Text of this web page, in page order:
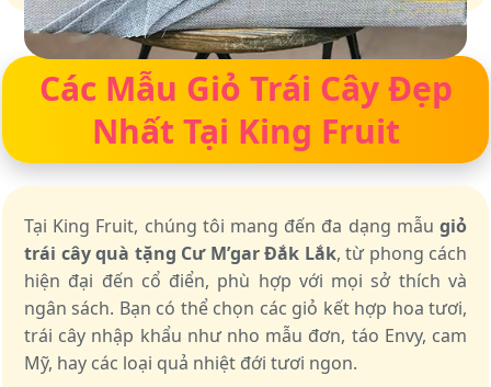
Các Mẫu Giỏ Trái Cây Đẹp
Nhất Tại King Fruit
Tại King Fruit, chúng tôi mang đến đa dạng mẫu giỏ
trái cây quà tặng Cư M’gar Đắk Lắk, từ phong cách
hiện đại đến cổ điển, phù hợp với mọi sở thích và
ngân sách. Bạn có thể chọn các giỏ kết hợp hoa tươi,
trái cây nhập khẩu như nho mẫu đơn, táo Envy, cam
Mỹ, hay các loại quả nhiệt đới tươi ngon.